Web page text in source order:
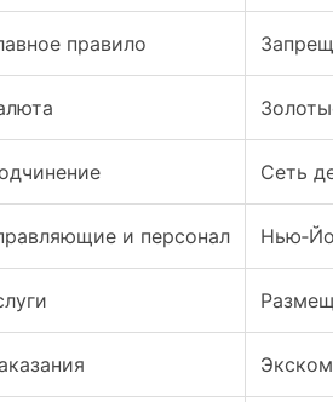
правило
Сеть
и персонал